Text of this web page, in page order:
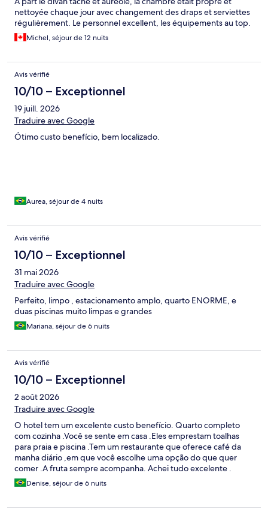
nettoyée chaque jour avec changement des draps et serviettes
régulièrement. Le personnel excellent, les équipements au top.
Michel, séjour de 12 nuits
Avis vérifié
10/10 – Exceptionnel
19 juill. 2026
Traduire avec Google
Ótimo custo benefício, bem localizado.
Aurea, séjour de 4 nuits
Avis vérifié
10/10 – Exceptionnel
31 mai 2026
Traduire avec Google
Perfeito, limpo , estacionamento amplo, quarto ENORME, e
duas piscinas muito limpas e grandes
Mariana, séjour de 6 nuits
Avis vérifié
10/10 – Exceptionnel
2 août 2026
Traduire avec Google
O hotel tem um excelente custo benefício. Quarto completo
com cozinha .Você se sente em casa .Eles emprestam toalhas
para praia e piscina .Tem um restaurante que oferece café da
manha diário ,em que você escolhe uma opção do que quer
comer .A fruta sempre acompanha. Achei tudo excelente .
Todos os funcionários são super atenciosos e solícitos. Voltaria
com certeza.
Denise, séjour de 6 nuits